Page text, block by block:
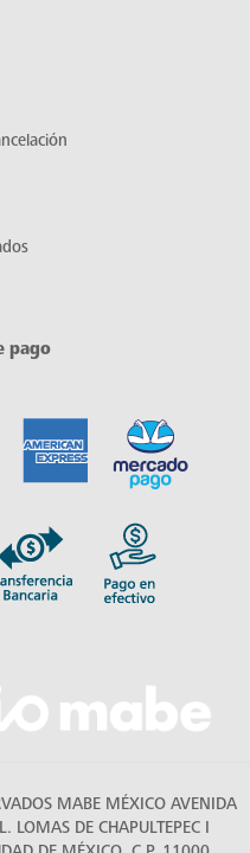
pago
MABE MÉXICO AVENIDA
DE CHAPULTEPEC I